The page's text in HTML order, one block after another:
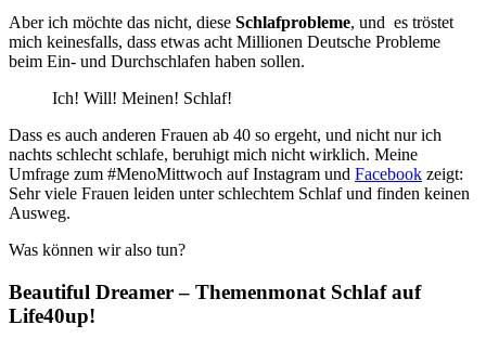
Aber ich möchte das nicht, diese Schlafprobleme, und es tröstet
mich keinesfalls, dass etwas acht Millionen Deutsche Probleme
beim Ein- und Durchschlafen haben sollen.
Ich! Will! Meinen! Schlaf!
Dass es auch anderen Frauen ab 40 so ergeht, und nicht nur ich
nachts schlecht schlafe, beruhigt mich nicht wirklich. Meine
Umfrage zum #MenoMittwoch auf Instagram und Facebook zeigt:
Sehr viele Frauen leiden unter schlechtem Schlaf und finden keinen
Ausweg.
Was können wir also tun?
Beautiful Dreamer – Themenmonat Schlaf auf
Life40up!